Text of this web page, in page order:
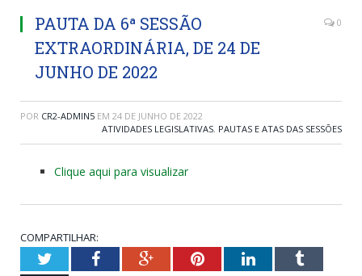
PAUTA DA 6ª SESSÃO
EXTRAORDINÁRIA, DE 24 DE
JUNHO DE 2022
0
POR CR2-ADMIN5 EM 24 DE JUNHO DE 2022
ATIVIDADES LEGISLATIVAS, PAUTAS E ATAS DAS SESSÕES
Clique aqui para visualizar
COMPARTILHAR:
TwitterFacebookGoogle+PinterestLinkedInTumblr